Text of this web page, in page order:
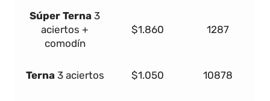
Súper Terna 3
aciertos +
comodín
$1.860 1287
Terna 3 aciertos $1.050 10878